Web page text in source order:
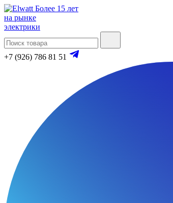
Более 15 лет
на рынке
электрики
+7 (926) 786 81 51